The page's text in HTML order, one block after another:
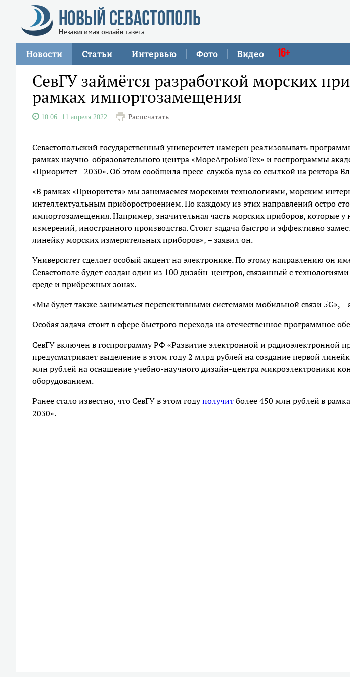
Новости Статьи Интервью Фото Видео 16+
СевГУ займётся разработкой морских
рамках импортозамещения
10:06 11 апреля 2022 Распечатать
Севастопольский государственный университет намерен реализовывать
рамках научно-образовательного центра «МореАгроБиоТех» и госпрограммы
«Приоритет - 2030». Об этом сообщила пресс-служба вуза со ссылкой на ректора
«В рамках «Приоритета» мы занимаемся морскими технологиями, морским
интеллектуальным приборостроением. По каждому из этих направлений остро
импортозамещения. Например, значительная часть морских приборов, которые у
измерений, иностранного производства. Стоит задача быстро и эффективно
линейку морских измерительных приборов», – заявил он.
Университет сделает особый акцент на электронике. По этому направлению он
Севастополе будет создан один из 100 дизайн-центров, связанный с
среде и прибрежных зонах.
«Мы будет также заниматься перспективными системами мобильной связи 5G», –
Особая задача стоит в сфере быстрого перехода на отечественное программное
СевГУ включен в госпрограмму РФ «Развитие электронной и радиоэлектронной
предусматривает выделение в этом году 2 млрд рублей на создание первой
млн рублей на оснащение учебно-научного дизайн-центра микроэлектроники
оборудованием.
Ранее стало известно, что СевГУ в этом годуполучитболее 450 млн рублей в
2030».